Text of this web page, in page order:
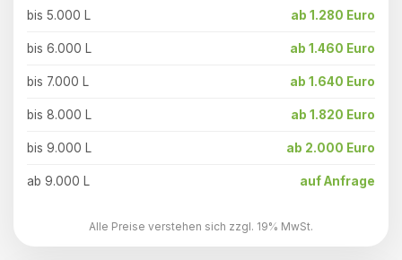
bis 5.000 L ab 1.280 Euro
bis 6.000 L ab 1.460 Euro
bis 7.000 L ab 1.640 Euro
bis 8.000 L ab 1.820 Euro
bis 9.000 L ab 2.000 Euro
ab 9.000 L auf Anfrage
Alle Preise verstehen sich zzgl. 19% MwSt.